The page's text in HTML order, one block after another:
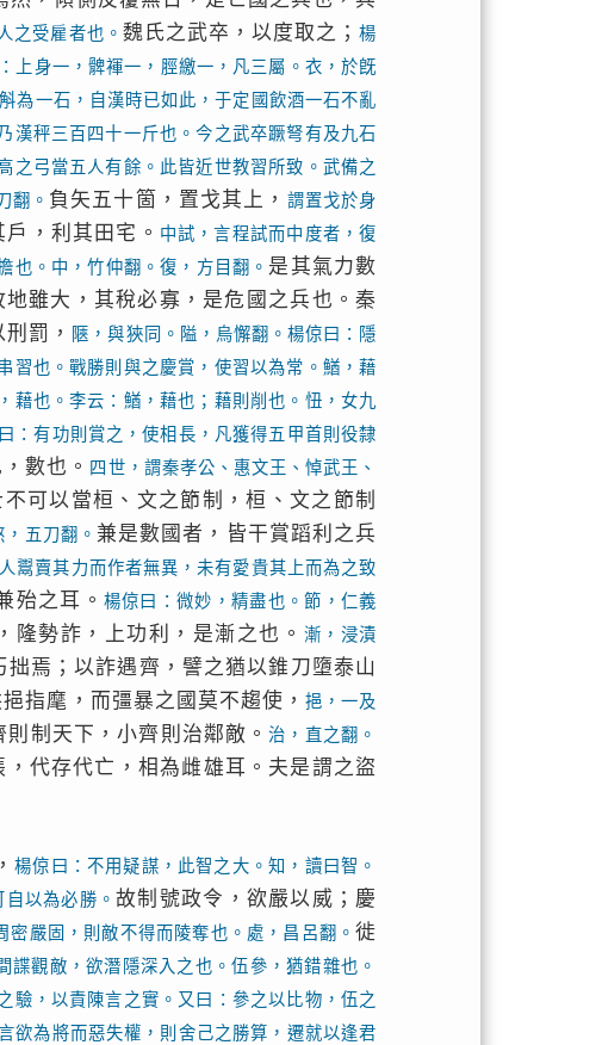
之受雇者也。 魏氏之武卒，以度取之；楊
上身一，髀褌一，脛繳一，凡三屬。衣，於旣
為一石，自漢時已如此，于定國飲酒一石不亂
漢秤三百四十一斤也。今之武卒蹶弩有及九石
之弓當五人有餘。此皆近世教習所致。武備之
翻。 負矢五十箇，置戈其上， 謂置戈於身
，利其田宅。 中試，言程試而中度者，復
也。中，竹仲翻。復，方目翻。 是其氣力數
地雖大，其稅必寡，是危國之兵也。秦
罰，
陿，與狹同。隘，烏懈翻。楊倞曰：隱
習也。戰勝則與之慶賞，使習以為常。鰌，藉
藉也。李云：鰌，藉也；藉則削也。忸，女九
：有功則賞之，使相長，凡獲得五甲首則役隸
數也。 四世，謂秦孝公、惠文王、悼武王、
可以當桓、文之節制，桓、文之節制
五刀翻。 兼是數國者，皆干賞蹈利之兵
鬻賣其力而作者無異，未有愛貴其上而為之致
殆之耳。 楊倞曰：微妙，精盡也。節，仁義
隆勢詐，上功利，是漸之也。 漸，浸漬
焉；以詐遇齊，譬之猶以錐刀墮泰山
指麾，而彊暴之國莫不趨使， 挹，一及
制天下，小齊則治鄰敵。治，直之翻。
代存代亡，相為雌雄耳。夫是謂之盜
楊倞曰：不用疑謀，此智之大。知，讀曰智。
自以為必勝。故制號政令，欲嚴以威；慶
嚴固，則敵不得而陵奪也。處，昌呂翻。徙
諜觀敵，欲潛隱深入之也。伍參，猶錯雜也。
驗，以責陳言之實。又曰：參之以比物，伍之
欲為將而惡失權，則舍己之勝算，遷就以逢君